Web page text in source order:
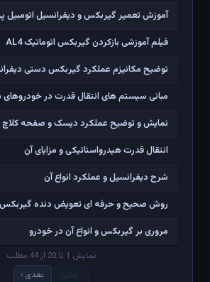
آموزش تعمیر گیربکس و دیفرانسیل اتومبیل
فیلم آموزشی بازکردن گیربکس اتوماتیک AL4
توضیح مکانیزم عملکرد گیربکس دستی
مبانی سیستم های انتقال قدرت در خودروهای
نمایش و توضیح عملکرد دیسک و صفحه کلاچ
انتقال قدرت هیدرواستاتیکی و مزایای آن
شرح دیفرانسیل و عملکرد انواع آن
روش صحیح و حرفه ای تعویض دنده
مروری بر گیربکس و انواع آن در خودرو
نمایش 1 تا 20 از 44 مطلب
بعدی ›